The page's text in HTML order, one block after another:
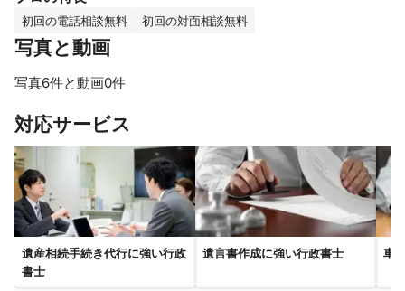
初回の電話相談無料 初回の対面相談無料
写真と動画
写真6件と動画0件
対応サービス
遺産相続手続き代行に強い行政
書士
遺言書作成に強い行政書士 車